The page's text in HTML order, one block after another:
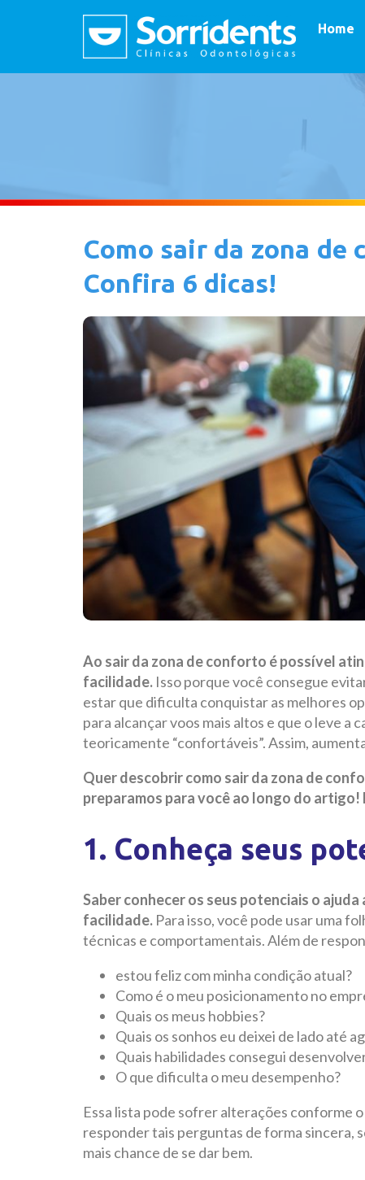
Home
Como sair da zona de
Confira 6 dicas!
Ao sair da zona de conforto é possível
facilidade. Isso porque você consegue
estar que dificulta conquistar as melhores
para alcançar voos mais altos e que o leve a
teoricamente “confortáveis”. Assim,
Quer descobrir como sair da zona de
preparamos para você ao longo do artigo!
1. Conheça seus
Saber conhecer os seus potenciais o
facilidade. Para isso, você pode usar uma
técnicas e comportamentais. Além de
estou feliz com minha condição atual?
Como é o meu posicionamento no
Quais os meus hobbies?
Quais os sonhos eu deixei de lado até
Quais habilidades consegui
O que dificulta o meu desempenho?
Essa lista pode sofrer alterações conforme
responder tais perguntas de forma sincera,
mais chance de se dar bem.